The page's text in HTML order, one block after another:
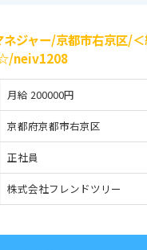
ジャー/京都市右京区/
neiv1208
月給 200000円
京都府京都市右京区
正社員
株式会社フレンドツリー